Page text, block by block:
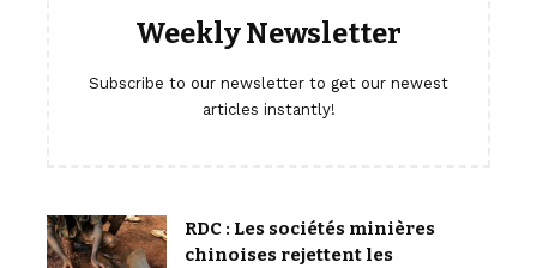
Weekly Newsletter
Subscribe to our newsletter to get our newest
articles instantly!
RDC : Les sociétés minières
chinoises rejettent les